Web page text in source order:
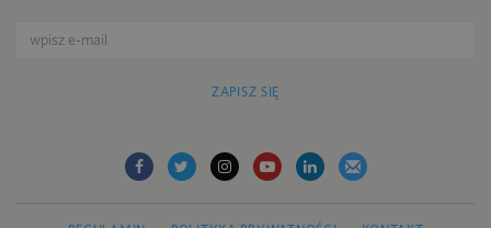
ZAPISZ SIĘ